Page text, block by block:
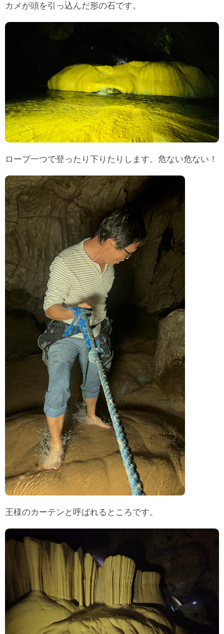
カメが頭を引っ込んだ形の石です。
ロープ一つで登ったり下りたりします。危ない危ない！
王様のカーテンと呼ばれるところです。